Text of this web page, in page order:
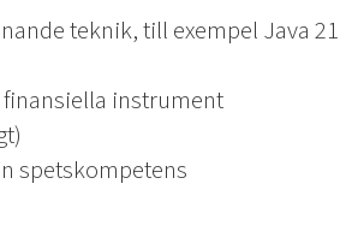
teknik, till exempel Java
instrument
spetskompetens